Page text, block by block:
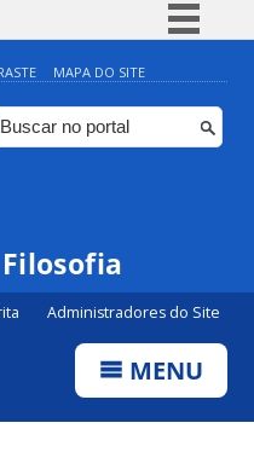
Simplifique!
Comunica BR
Participe
Canais
MAPA DO SITE
Administradores do Site
MENU